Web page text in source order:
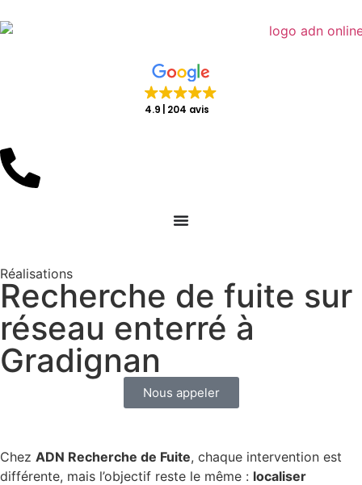
4.9 204 avis
Réalisations
Recherche de fuite sur
réseau enterré à
Gradignan
Nous appeler
Chez ADN Recherche de Fuite, chaque intervention est
différente, mais l’objectif reste le même : localiser